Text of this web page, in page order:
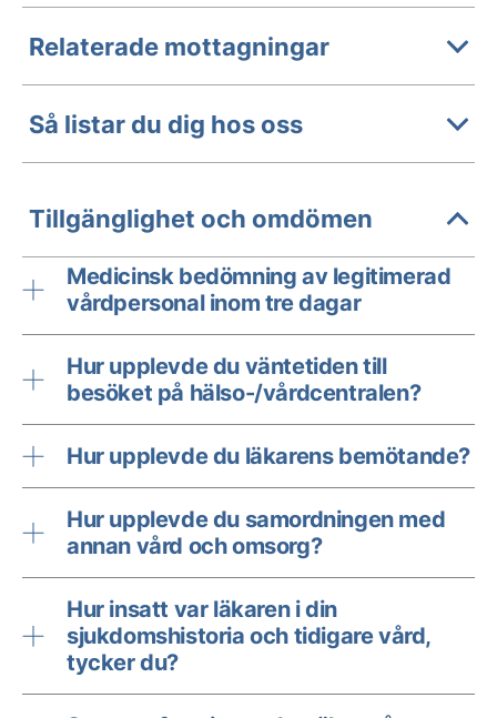
Relaterade mottagningar
Så listar du dig hos oss
Tillgänglighet och omdömen
Medicinsk bedömning av legitimerad
vårdpersonal inom tre dagar
Hur upplevde du väntetiden till
besöket på hälso-/vårdcentralen?
Hur upplevde du läkarens bemötande?
Hur upplevde du samordningen med
annan vård och omsorg?
Hur insatt var läkaren i din
sjukdomshistoria och tidigare vård,
tycker du?